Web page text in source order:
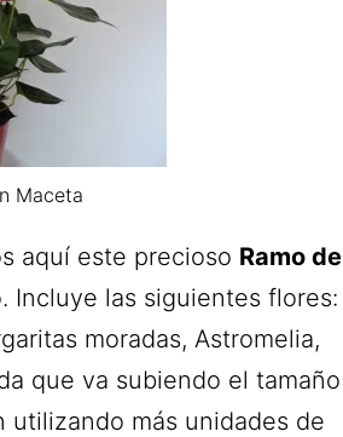
Maceta
aquí este precioso Ramo de
Incluye las siguientes flores:
moradas, Astromelia,
que va subiendo el tamaño
utilizando más unidades de